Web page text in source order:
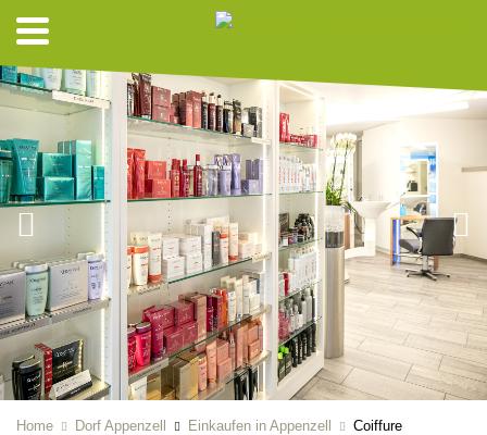
Home Dorf Appenzell Einkaufen in Appenzell
Coiffure